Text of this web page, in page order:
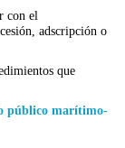
con el
adscripción o
que
público marítimo-